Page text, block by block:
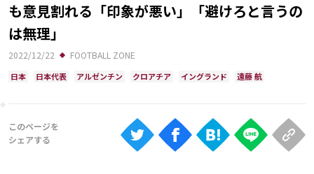
ランキング
Ranking
大会について
視聴方法
も意見割れる「印象が悪い」「避けろと言うの
は無理」
2022/12/22 FOOTBALL ZONE
日本 日本代表 アルゼンチン クロアチア イングランド 遠藤 航